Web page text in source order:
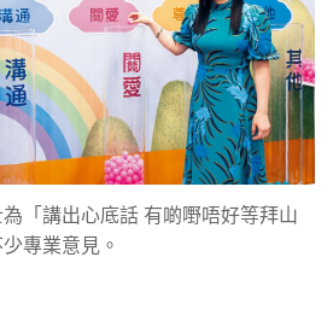
「講出心底話 有啲嘢唔好等拜山
專業意見。